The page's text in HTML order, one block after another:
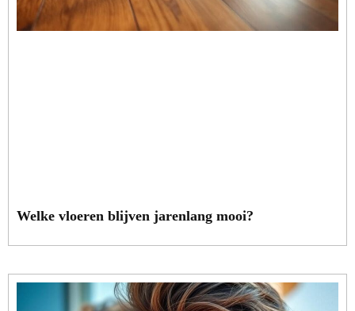
Welke vloeren blijven jarenlang mooi?